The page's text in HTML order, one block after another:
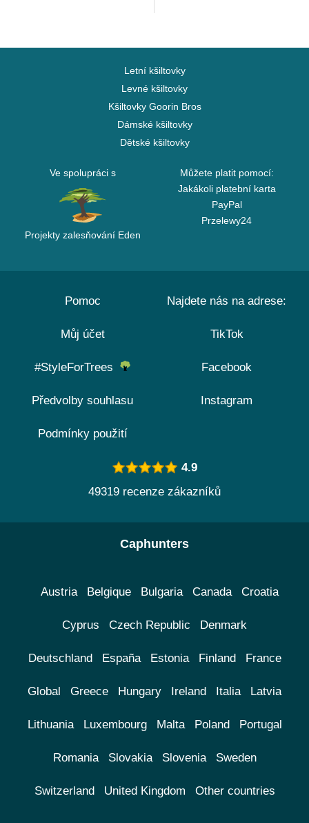
Letní kšiltovky
Levné kšiltovky
Kšiltovky Goorin Bros
Dámské kšiltovky
Dětské kšiltovky
Ve spolupráci s
Projekty zalesňování Eden
Můžete platit pomocí:
Jakákoli platební karta
PayPal
Przelewy24
Pomoc
Můj účet
#StyleForTrees
Předvolby souhlasu
Podmínky použití
Najdete nás na adrese:
TikTok
Facebook
Instagram
4.9
49319 recenze zákazníků
Caphunters
Austria Belgique Bulgaria Canada Croatia
Cyprus Czech Republic Denmark
Deutschland España Estonia Finland France
Global Greece Hungary Ireland Italia Latvia
Lithuania Luxembourg Malta Poland Portugal
Romania Slovakia Slovenia Sweden
Switzerland United Kingdom Other countries